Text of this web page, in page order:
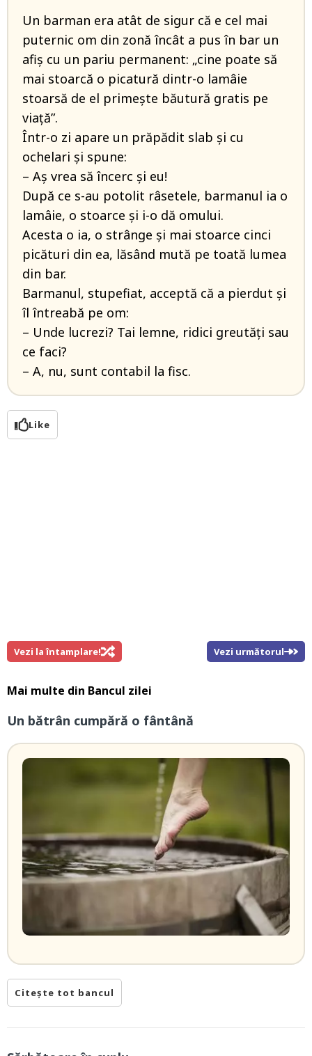
Un barman era atât de sigur că e cel mai
puternic om din zonă încât a pus în bar un
afiş cu un pariu permanent: „cine poate să
mai stoarcă o picatură dintr-o lamâie
stoarsă de el primeşte băutură gratis pe
viaţă”.
Într-o zi apare un prăpădit slab şi cu
ochelari şi spune:
– Aş vrea să încerc şi eu!
După ce s-au potolit râsetele, barmanul ia o
lamâie, o stoarce şi i-o dă omului.
Acesta o ia, o strânge şi mai stoarce cinci
picături din ea, lăsând mută pe toată lumea
din bar.
Barmanul, stupefiat, acceptă că a pierdut şi
îl întreabă pe om:
– Unde lucrezi? Tai lemne, ridici greutăţi sau
ce faci?
– A, nu, sunt contabil la fisc.
Like
Vezi la întamplare! Vezi următorul
Mai multe din Bancul zilei
Un bătrân cumpără o fântână
Citește tot bancul